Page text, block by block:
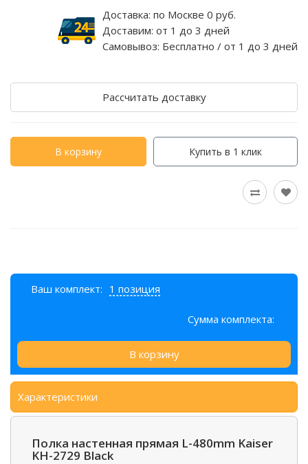
Доставка: по Москве 0 руб.
Доставим: от 1 до 3 дней
Самовывоз: Бесплатно / от 1 до 3 дней
Рассчитать доставку
В корзину Купить в 1 клик
Ваш комплект: 1 позиция
Сумма комплекта:
В корзину
Характеристики
Полка настенная прямая L-480mm Kaiser
KH-2729 Black